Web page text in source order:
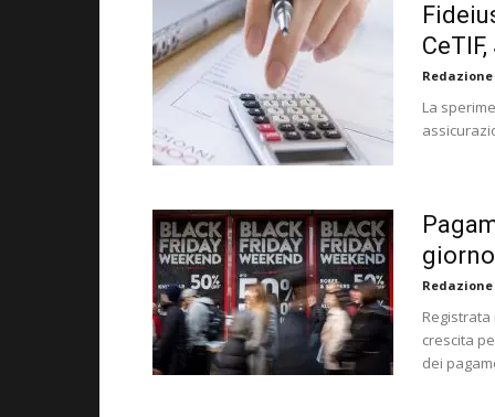
La
crescita
dei